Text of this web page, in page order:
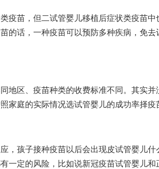
疫苗，但二试管婴儿移植后症状类疫苗中
的话，一种疫苗可以预防多种疾病，免去
地区、疫苗种类的收费标准不同。其实并
家庭的实际情况选试管婴儿的成功率择疫
，孩子接种疫苗以后会出现皮试管婴儿什
一定的风险，比如说新冠疫苗试管婴儿和